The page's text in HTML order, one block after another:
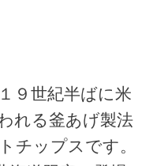
９世紀半ばに米
れる釜あげ製法
チップスです。